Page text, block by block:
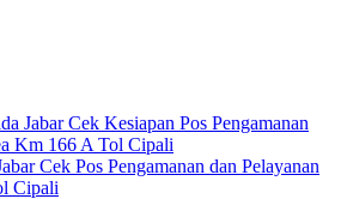
Jabar Cek Kesiapan Pos Pengamanan
Km 166 A Tol Cipali
Cek Pos Pengamanan dan Pelayanan
Cipali